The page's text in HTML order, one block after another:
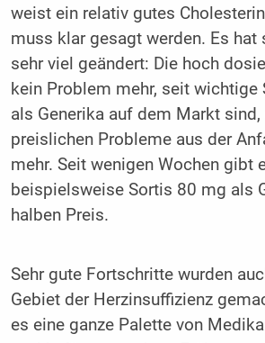
weist ein relativ gutes
muss klar gesagt werden. Es hat
sehr viel geändert: Die hoch
kein Problem mehr, seit wichtige
als Generika auf dem Markt
preislichen Probleme aus der
mehr. Seit wenigen Wochen gibt
beispielsweise Sortis 80 mg als
halben Preis.
Sehr gute Fortschritte wurden
Gebiet der Herzinsuffizienz
es eine ganze Palette von